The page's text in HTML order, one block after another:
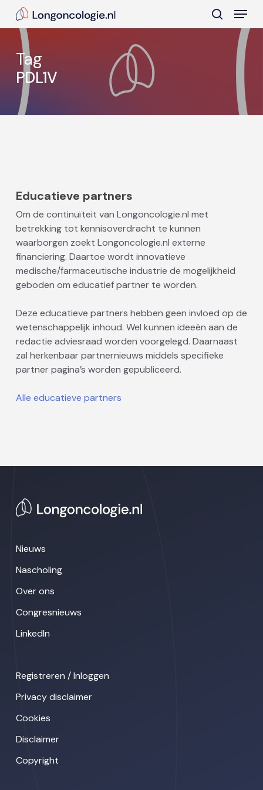
content
search
Menu
Tag
PDL1V
Educatieve partners
Om de continuïteit van Longoncologie.nl met
betrekking tot kennisoverdracht te kunnen
waarborgen zoekt Longoncologie.nl externe
financiering. Daartoe wordt innovatieve
medische/farmaceutische industrie de mogelijkheid
geboden om educatief partner te worden.
Deze educatieve partners hebben geen invloed op de
wetenschappelijk inhoud. Wel kunnen ideeën aan de
redactie adviesraad worden voorgelegd. Daarnaast
zal herkenbaar partnernieuws middels specifieke
partner pagina’s worden gepubliceerd.
Alle educatieve partners
Nieuws
Nascholing
Over ons
Congresnieuws
LinkedIn
Registreren / Inloggen
Privacy disclaimer
Cookies
Disclaimer
Copyright
Close
Menu